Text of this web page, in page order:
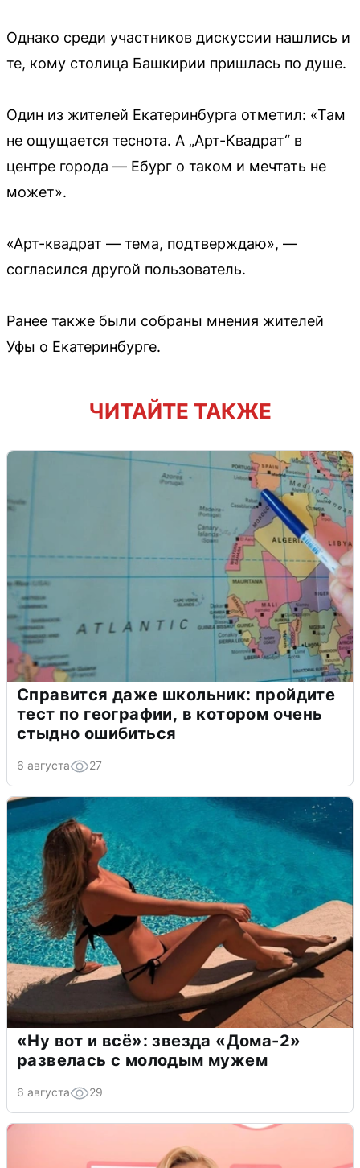
Однако среди участников дискуссии нашлись и
те, кому столица Башкирии пришлась по душе.
Один из жителей Екатеринбурга отметил: «Там
не ощущается теснота. А „Арт-Квадрат“ в
центре города — Ебург о таком и мечтать не
может».
«Арт-квадрат — тема, подтверждаю», —
согласился другой пользователь.
Ранее также были собраны мнения жителей
Уфы о Екатеринбурге.
ЧИТАЙТЕ ТАКЖЕ
Справится даже школьник: пройдите
тест по географии, в котором очень
стыдно ошибиться
6 августа 27
«Ну вот и всё»: звезда «Дома-2»
развелась с молодым мужем
6 августа 29